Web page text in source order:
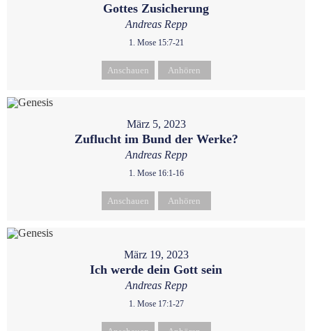
Gottes Zusicherung
Andreas Repp
1. Mose 15:7-21
Anschauen Anhören
März 5, 2023
Zuflucht im Bund der Werke?
Andreas Repp
1. Mose 16:1-16
Anschauen Anhören
März 19, 2023
Ich werde dein Gott sein
Andreas Repp
1. Mose 17:1-27